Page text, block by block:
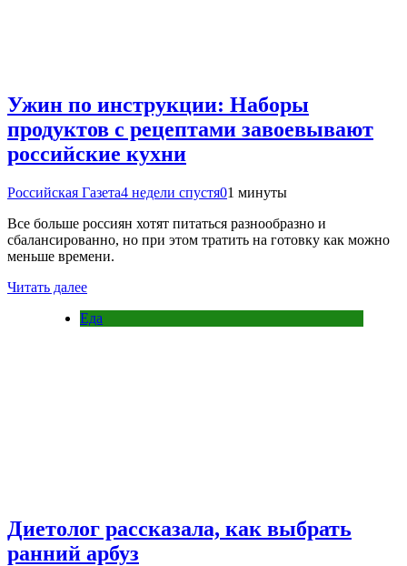
Ужин по инструкции: Наборы
продуктов с рецептами завоевывают
российские кухни
Российская Газета4 недели спустя01 минуты
Все больше россиян хотят питаться разнообразно и
сбалансированно, но при этом тратить на готовку как можно
меньше времени.
Читать далее
Еда
Диетолог рассказала, как выбрать
ранний арбуз